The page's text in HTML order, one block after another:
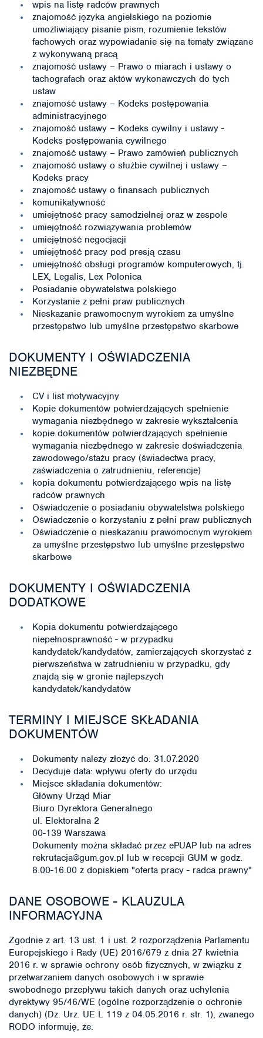
wpis na listę radców prawnych
znajomość języka angielskiego na poziomie
umożliwiający pisanie pism, rozumienie tekstów
fachowych oraz wypowiadanie się na tematy związane
z wykonywaną pracą
znajomość ustawy – Prawo o miarach i ustawy o
tachografach oraz aktów wykonawczych do tych
ustaw
znajomość ustawy – Kodeks postępowania
administracyjnego
znajomość ustawy – Kodeks cywilny i ustawy -
Kodeks postępowania cywilnego
znajomość ustawy – Prawo zamówień publicznych
znajomość ustawy o służbie cywilnej i ustawy –
Kodeks pracy
znajomość ustawy o finansach publicznych
komunikatywność
umiejętność pracy samodzielnej oraz w zespole
umiejętność rozwiązywania problemów
umiejętność negocjacji
umiejętność pracy pod presją czasu
umiejętność obsługi programów komputerowych, tj.
LEX, Legalis, Lex Polonica
Posiadanie obywatelstwa polskiego
Korzystanie z pełni praw publicznych
Nieskazanie prawomocnym wyrokiem za umyślne
przestępstwo lub umyślne przestępstwo skarbowe
DOKUMENTY I OŚWIADCZENIA
NIEZBĘDNE
CV i list motywacyjny
Kopie dokumentów potwierdzających spełnienie
wymagania niezbędnego w zakresie wykształcenia
kopie dokumentów potwierdzających spełnienie
wymagania niezbędnego w zakresie doświadczenia
zawodowego/stażu pracy (świadectwa pracy,
zaświadczenia o zatrudnieniu, referencje)
kopia dokumentu potwierdzającego wpis na listę
radców prawnych
Oświadczenie o posiadaniu obywatelstwa polskiego
Oświadczenie o korzystaniu z pełni praw publicznych
Oświadczenie o nieskazaniu prawomocnym wyrokiem
za umyślne przestępstwo lub umyślne przestępstwo
skarbowe
DOKUMENTY I OŚWIADCZENIA
DODATKOWE
Kopia dokumentu potwierdzającego
niepełnosprawność - w przypadku
kandydatek/kandydatów, zamierzających skorzystać z
pierwszeństwa w zatrudnieniu w przypadku, gdy
znajdą się w gronie najlepszych
kandydatek/kandydatów
TERMINY I MIEJSCE SKŁADANIA
DOKUMENTÓW
Dokumenty należy złożyć do: 31.07.2020
Decyduje data: wpływu oferty do urzędu
Miejsce składania dokumentów:
Główny Urząd Miar
Biuro Dyrektora Generalnego
ul. Elektoralna 2
00-139 Warszawa
Dokumenty można składać przez ePUAP lub na adres
rekrutacja@gum.gov.pl lub w recepcji GUM w godz.
8.00-16.00 z dopiskiem "oferta pracy - radca prawny"
DANE OSOBOWE - KLAUZULA
INFORMACYJNA
Zgodnie z art. 13 ust. 1 i ust. 2 rozporządzenia Parlamentu
Europejskiego i Rady (UE) 2016/679 z dnia 27 kwietnia
2016 r. w sprawie ochrony osób fizycznych, w związku z
przetwarzaniem danych osobowych i w sprawie
swobodnego przepływu takich danych oraz uchylenia
dyrektywy 95/46/WE (ogólne rozporządzenie o ochronie
danych) (Dz. Urz. UE L 119 z 04.05.2016 r. str. 1), zwanego
RODO informuję, że: